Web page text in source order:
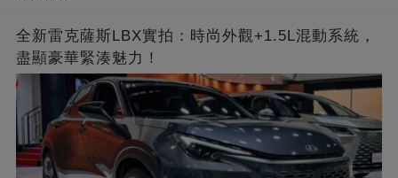
全新雷克薩斯LBX實拍：時尚外觀+1.5L混動系統，
盡顯豪華緊湊魅力！